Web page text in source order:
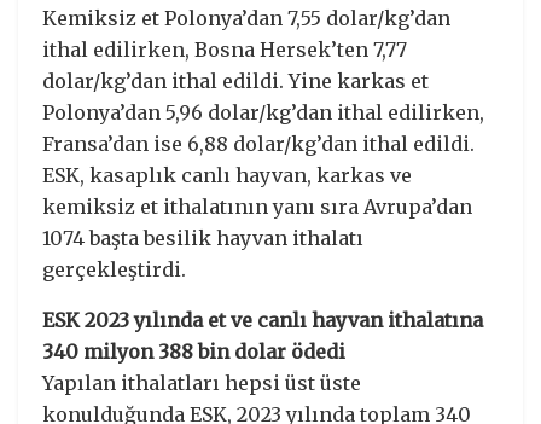
Kemiksiz et Polonya’dan 7,55 dolar/kg’dan
ithal edilirken, Bosna Hersek’ten 7,77
dolar/kg’dan ithal edildi. Yine karkas et
Polonya’dan 5,96 dolar/kg’dan ithal edilirken,
Fransa’dan ise 6,88 dolar/kg’dan ithal edildi.
ESK, kasaplık canlı hayvan, karkas ve
kemiksiz et ithalatının yanı sıra Avrupa’dan
1074 başta besilik hayvan ithalatı
gerçekleştirdi.
ESK 2023 yılında et ve canlı hayvan ithalatına
340 milyon 388 bin dolar ödedi
Yapılan ithalatları hepsi üst üste
konulduğunda ESK, 2023 yılında toplam 340